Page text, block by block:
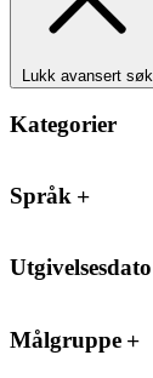
Lukk avansert søk
Kategorier
Språk
Utgivelsesdato
Målgruppe